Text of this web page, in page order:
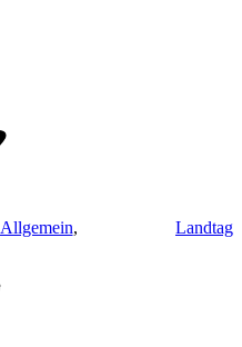
Allgemein, Landtag